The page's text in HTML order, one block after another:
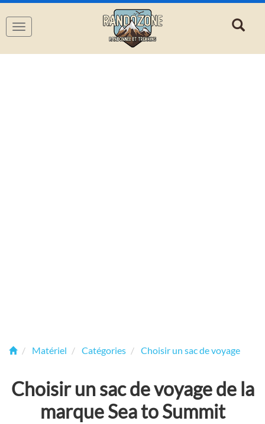
Navigation
Matériel Catégories Choisir un sac de voyage
Choisir un sac de voyage de la
marque Sea to Summit